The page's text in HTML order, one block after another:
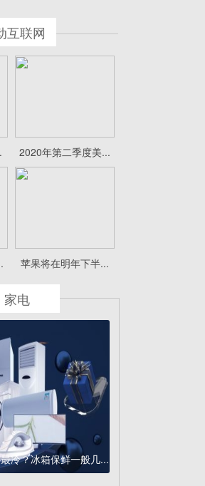
互联网
2020年第二季度美...
苹果将在明年下半...
家电
冷？冰箱保鲜一般几...